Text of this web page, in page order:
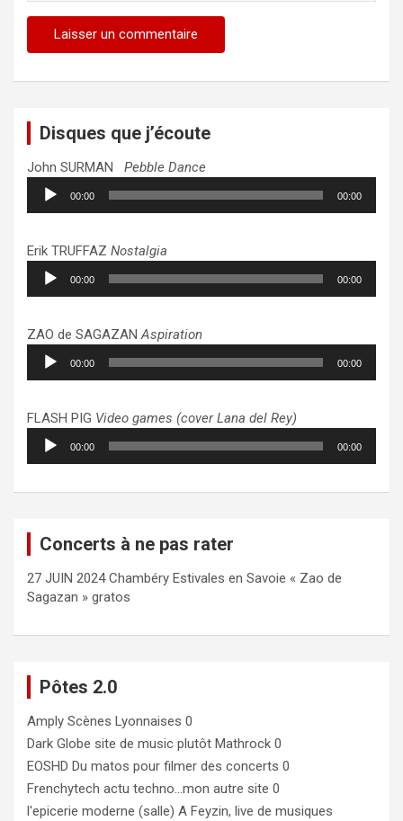
Disques que j’écoute
John SURMAN Pebble Dance
Lecteur
audio
00:00 00:00
Erik TRUFFAZ Nostalgia
Lecteur
audio
00:00 00:00
ZAO de SAGAZANAspiration
Lecteur
audio
00:00 00:00
FLASH PIG Video games (cover Lana del Rey)
Lecteur
audio
00:00 00:00
Concerts à ne pas rater
27 JUIN 2024 Chambéry Estivales en Savoie « Zao de
Sagazan » gratos
Pôtes 2.0
Amply Scènes Lyonnaises 0
Dark Globe site de music plutôt Mathrock 0
EOSHD Du matos pour filmer des concerts 0
Frenchytech actu techno…mon autre site 0
l'epicerie moderne (salle) A Feyzin, live de musiques